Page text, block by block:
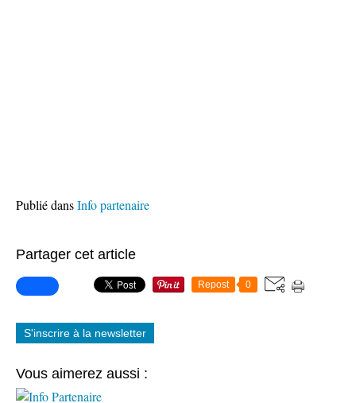
Publié dansInfo partenaire
Partager cet article
Repost 0
S'inscrire à la newsletter
Vous aimerez aussi :